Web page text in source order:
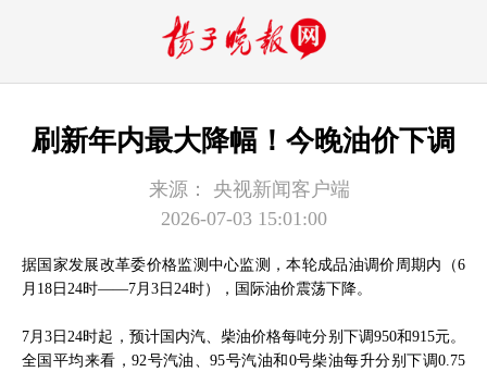
刷新年内最大降幅！今晚油价下调
来源：
央视新闻客户端
2026-07-03 15:01:00
据国家发展改革委价格监测中心监测，本轮成品油调价周期内（6
月18日24时——7月3日24时），国际油价震荡下降。
7月3日24时起，预计国内汽、柴油价格每吨分别下调950和915元。
全国平均来看，92号汽油、95号汽油和0号柴油每升分别下调0.75